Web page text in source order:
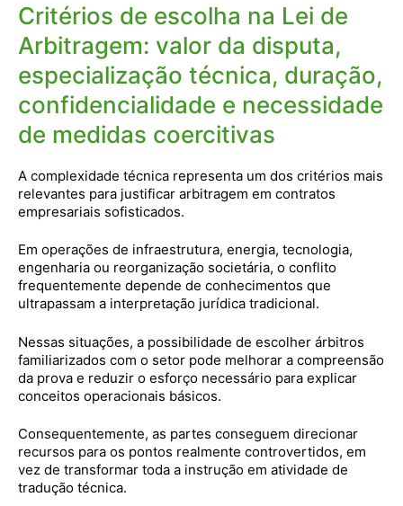
Critérios de escolha na Lei de
Arbitragem: valor da disputa,
especialização técnica, duração,
confidencialidade e necessidade
de medidas coercitivas
A complexidade técnica representa um dos critérios mais
relevantes para justificar arbitragem em contratos
empresariais sofisticados.
Em operações de infraestrutura, energia, tecnologia,
engenharia ou reorganização societária, o conflito
frequentemente depende de conhecimentos que
ultrapassam a interpretação jurídica tradicional.
Nessas situações, a possibilidade de escolher árbitros
familiarizados com o setor pode melhorar a compreensão
da prova e reduzir o esforço necessário para explicar
conceitos operacionais básicos.
Consequentemente, as partes conseguem direcionar
recursos para os pontos realmente controvertidos, em
vez de transformar toda a instrução em atividade de
tradução técnica.